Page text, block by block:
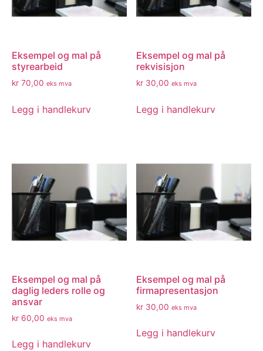
Eksempel og mal på
styrearbeid
kr 70,00 eks mva
Legg i handlekurv
Eksempel og mal på
rekvisisjon
kr 30,00 eks mva
Legg i handlekurv
Eksempel og mal på
daglig leders rolle og
ansvar
kr 60,00 eks mva
Legg i handlekurv
Eksempel og mal på
firmapresentasjon
kr 30,00 eks mva
Legg i handlekurv